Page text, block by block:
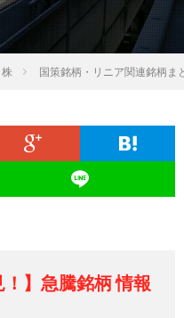
国策銘柄・リニア関連銘柄ま
】急騰銘柄 情報